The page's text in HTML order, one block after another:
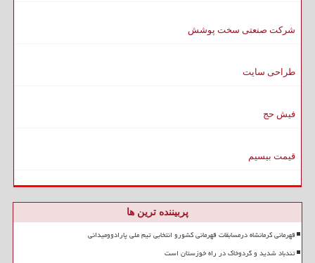
شرکت صنعتی سخت پوشش
طراحی سایت
فیش حج
قیمت بیسیم
پربیننده ترین ها
قهرمانی کرمانشاه درمسابقات قهرمانی کشورو انتخابی تیم ملی پارادوومیدانی
تندباد شدید و گردوخاک در راه خوزستان است